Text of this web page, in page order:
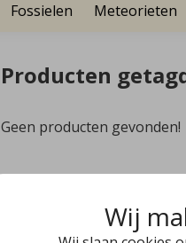
Fossielen Meteorieten
Producten
Geen producten gevonden!
Wij